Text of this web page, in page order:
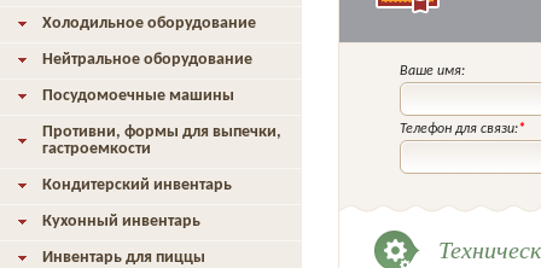
Ваше имя:
Телефон для связи:*
Холодильное оборудование
Нейтральное оборудование
Посудомоечные машины
Противни, формы для выпечки,
гастроемкости
Кондитерский инвентарь
Кухонный инвентарь
Инвентарь для пиццы